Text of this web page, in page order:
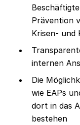
Prävention
Krisen- und
internen
Die
wie EAPs
dort in das
bestehen